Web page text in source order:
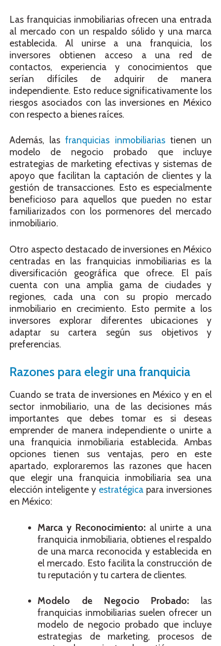
Las franquicias inmobiliarias ofrecen una entrada
al mercado con un respaldo sólido y una marca
establecida. Al unirse a una franquicia, los
inversores obtienen acceso a una red de
contactos, experiencia y conocimientos que
serían difíciles de adquirir de manera
independiente. Esto reduce significativamente los
riesgos asociados con las inversiones en México
con respecto a bienes raíces.
Además, lasfranquicias inmobiliariastienen un
modelo de negocio probado que incluye
estrategias de marketing efectivas y sistemas de
apoyo que facilitan la captación de clientes y la
gestión de transacciones. Esto es especialmente
beneficioso para aquellos que pueden no estar
familiarizados con los pormenores del mercado
inmobiliario.
Otro aspecto destacado de inversiones en México
centradas en las franquicias inmobiliarias es la
diversificación geográfica que ofrece. El país
cuenta con una amplia gama de ciudades y
regiones, cada una con su propio mercado
inmobiliario en crecimiento. Esto permite a los
inversores explorar diferentes ubicaciones y
adaptar su cartera según sus objetivos y
preferencias.
Razones para elegir una franquicia
Cuando se trata de inversiones en México y en el
sector inmobiliario, una de las decisiones más
importantes que debes tomar es si deseas
emprender de manera independiente o unirte a
una franquicia inmobiliaria establecida. Ambas
opciones tienen sus ventajas, pero en este
apartado, exploraremos las razones que hacen
que elegir una franquicia inmobiliaria sea una
elección inteligente y estratégica para inversiones
en México:
Marca y Reconocimiento:al unirte a una
franquicia inmobiliaria, obtienes el respaldo
de una marca reconocida y establecida en
el mercado. Esto facilita la construcción de
tu reputación y tu cartera de clientes.
Modelo de Negocio Probado: las
franquicias inmobiliarias suelen ofrecer un
modelo de negocio probado que incluye
estrategias de marketing, procesos de